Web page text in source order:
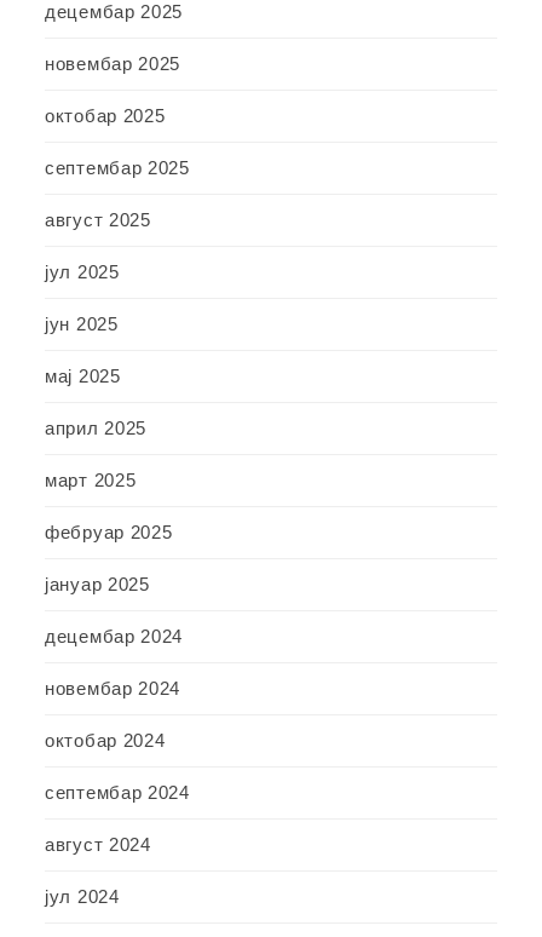
децембар 2025
новембар 2025
октобар 2025
септембар 2025
август 2025
јул 2025
јун 2025
мај 2025
април 2025
март 2025
фебруар 2025
јануар 2025
децембар 2024
новембар 2024
октобар 2024
септембар 2024
август 2024
јул 2024